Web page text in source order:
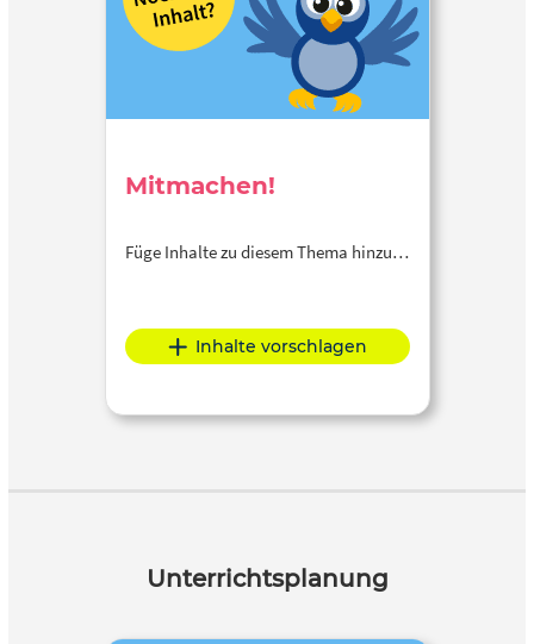
Mitmachen!
Füge Inhalte zu diesem Thema hinzu…
Inhalte vorschlagen
Unterrichtsplanung